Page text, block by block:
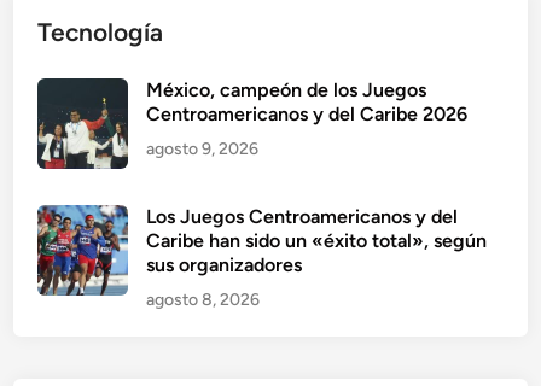
Tecnología
México, campeón de los Juegos
Centroamericanos y del Caribe 2026
agosto 9, 2026
Los Juegos Centroamericanos y del
Caribe han sido un «éxito total», según
sus organizadores
agosto 8, 2026